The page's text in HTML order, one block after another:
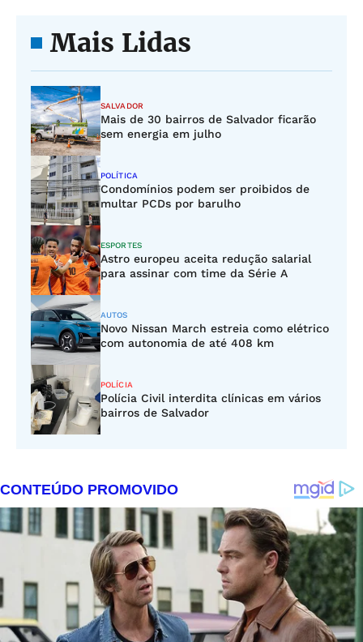
Mais Lidas
SALVADOR
Mais de 30 bairros de Salvador ficarão
sem energia em julho
POLÍTICA
Condomínios podem ser proibidos de
multar PCDs por barulho
ESPORTES
Astro europeu aceita redução salarial
para assinar com time da Série A
AUTOS
Novo Nissan March estreia como elétrico
com autonomia de até 408 km
POLÍCIA
Polícia Civil interdita clínicas em vários
bairros de Salvador